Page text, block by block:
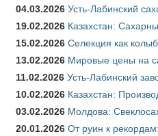
04.03.2026 Усть-Лабинский
19.02.2026 Казахстан:
15.02.2026 Селекция как
13.02.2026 Мировые цены на
11.02.2026 Усть-Лабинский
10.02.2026 Казахстан:
03.02.2026 Молдова:
20.01.2026 От руин к